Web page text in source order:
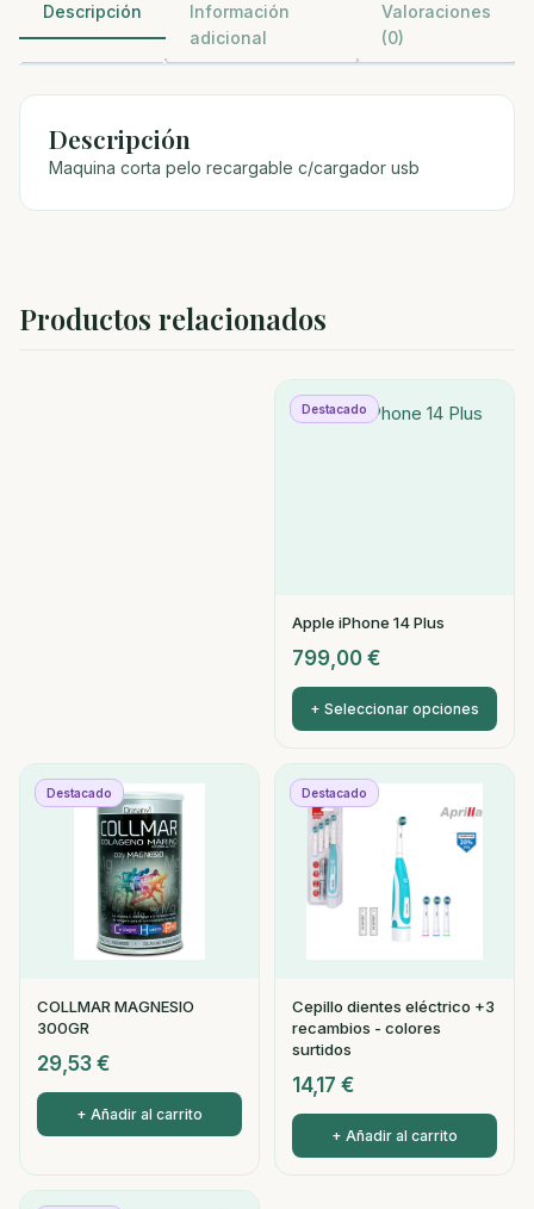
Descripción
Información
adicional
Valoraciones
(0)
Descripción
Maquina corta pelo recargable c/cargador usb
Productos relacionados
Destacado
Apple iPhone 14 Plus
799,00 €
+ Seleccionar opciones
Destacado
COLLMAR MAGNESIO
300GR
29,53 €
+ Añadir al carrito
Destacado
Cepillo dientes eléctrico +3
recambios - colores
surtidos
14,17 €
+ Añadir al carrito